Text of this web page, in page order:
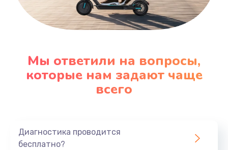
Мы ответили на вопросы,
которые нам задают чаще
всего
Диагностика проводится
бесплатно?